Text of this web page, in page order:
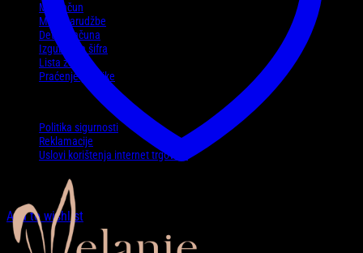
Add to wishlist
Moj račun
Moje narudžbe
Detalji računa
Izgubljena šifra
Lista želja
Praćenje pošiljke
Politika sigurnosti
Reklamacije
Uslovi korištenja internet trgovine